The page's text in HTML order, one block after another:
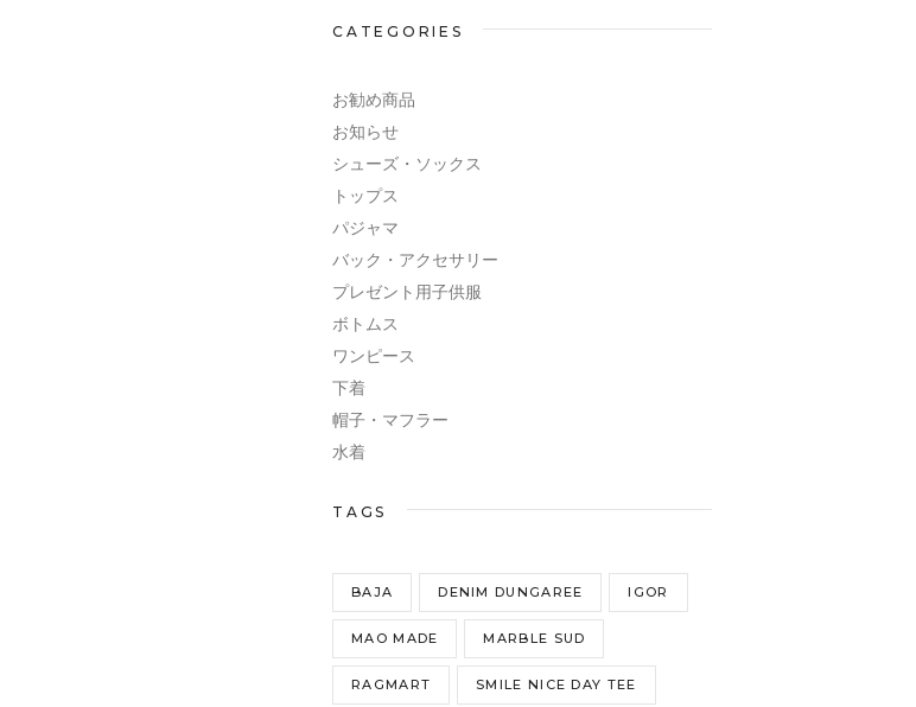
CATEGORIES
お勧め商品
お知らせ
シューズ・ソックス
トップス
パジャマ
バック・アクセサリー
プレゼント用子供服
ボトムス
ワンピース
下着
帽子・マフラー
水着
TAGS
BAJA DENIM DUNGAREE IGOR
MAO MADE MARBLE SUD
RAGMART SMILE NICE DAY TEE